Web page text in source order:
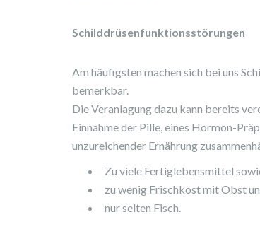
Schilddrüsenfunktionsstörungen
Am häufigsten machen sich bei uns
bemerkbar.
Die Veranlagung dazu kann bereits
Einnahme der Pille, eines Hormon-
unzureichender Ernährung
Zu viele Fertiglebensmittel
zu wenig Frischkost mit Obst
nur selten Fisch.